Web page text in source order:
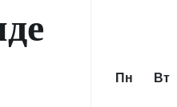
Пн Вт